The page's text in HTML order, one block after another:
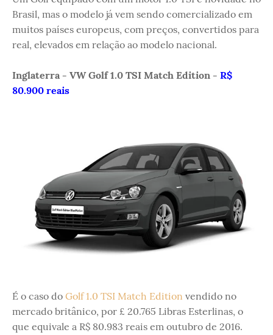
Brasil, mas o modelo já vem sendo comercializado em
muitos países europeus, com preços, convertidos para
real, elevados em relação ao modelo nacional.
Inglaterra - VW Golf 1.0 TSI Match Edition - R$
80.900 reais
É o caso do Golf 1.0 TSI Match Edition vendido no
mercado britânico, por £ 20.765 Libras Esterlinas, o
que equivale a R$ 80.983 reais em outubro de 2016.